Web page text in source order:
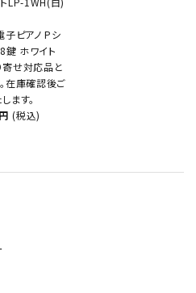
子ピアノ Pシ
鍵 ホワイト
せ対応品と
在庫確認後ご
ます。
(税込)